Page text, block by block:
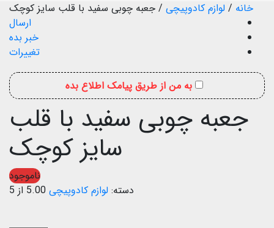
خانه / لوازم کادوپیچی / جعبه چوبی سفید با قلب سایز کوچک
ارسال
خبر بده
تغییرات
به من از طریق پیامک اطلاع بده
جعبه چوبی سفید با قلب
سایز کوچک
ناموجود
دسته: لوازم کادوپیچی 5.00 از 5